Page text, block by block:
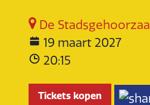
De Stadsgehoorzaal
19 maart 2027
20:15
Tickets kopen